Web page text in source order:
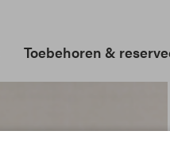
Toebehoren &